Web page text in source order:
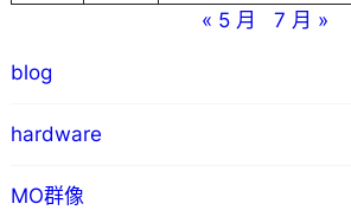
« 5 月
7 月 »
blog
hardware
MO群像